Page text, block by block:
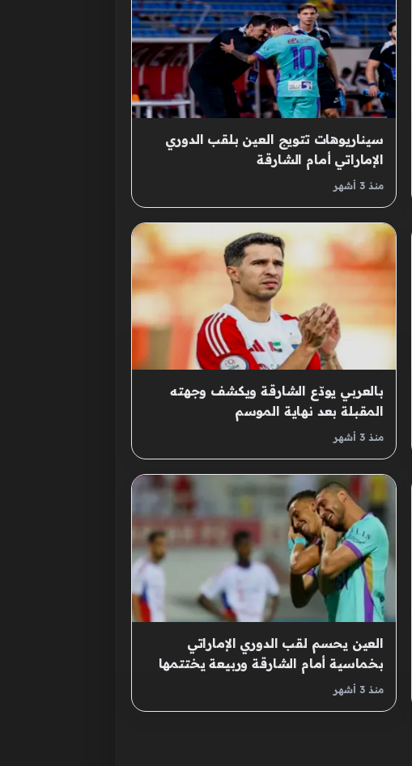
سيناريوهات تتويج العين بلقب الدوري
الإماراتي أمام الشارقة
منذ 3 أشهر
بالعربي يودّع الشارقة ويكشف وجهته
المقبلة بعد نهاية الموسم
منذ 3 أشهر
العين يحسم لقب الدوري الإماراتي
بخماسية أمام الشارقة وربيعة يختتمها
بهدفمنذ 3 أشهر